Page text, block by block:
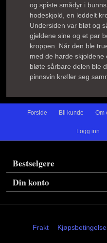
og spiste smådyr i
hodeskjold, en leddelt
Undersiden var bløt og
gjeldene sine og et par
kroppen. Når den ble
med de harde skjoldene
bløte sårbare delen ble
pinnsvin krøller seg
Forside Bli kunde Om
Logg inn
Bestselgere
Din konto
Frakt